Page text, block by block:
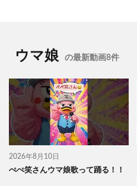
ウマ娘 の最新動画8件
2026年8月10日
ぺぺ笑さんウマ娘歌って踊る！！